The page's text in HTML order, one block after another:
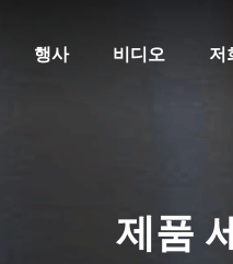
행사 비디오 저
제품